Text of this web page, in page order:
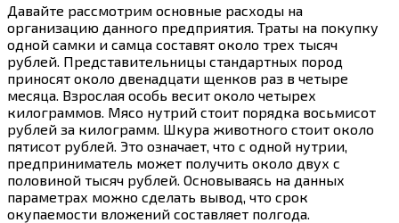
Давайте рассмотрим основные расходы на
организацию данного предприятия. Траты на покупку
одной самки и самца составят около трех тысяч
рублей. Представительницы стандартных пород
приносят около двенадцати щенков раз в четыре
месяца. Взрослая особь весит около четырех
килограммов. Мясо нутрий стоит порядка восьмисот
рублей за килограмм. Шкура животного стоит около
пятисот рублей. Это означает, что с одной нутрии,
предприниматель может получить около двух с
половиной тысяч рублей. Основываясь на данных
параметрах можно сделать вывод, что срок
окупаемости вложений составляет полгода.